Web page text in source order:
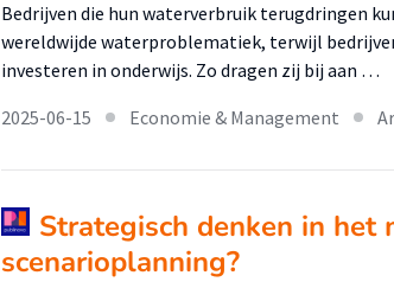
Bedrijven die hun waterverbruik terugdringen
wereldwijde waterproblematiek, terwijl
investeren in onderwijs. Zo dragen zij bij aan …
2025-06-15
Economie & Management
Strategisch denken in het
scenarioplanning?